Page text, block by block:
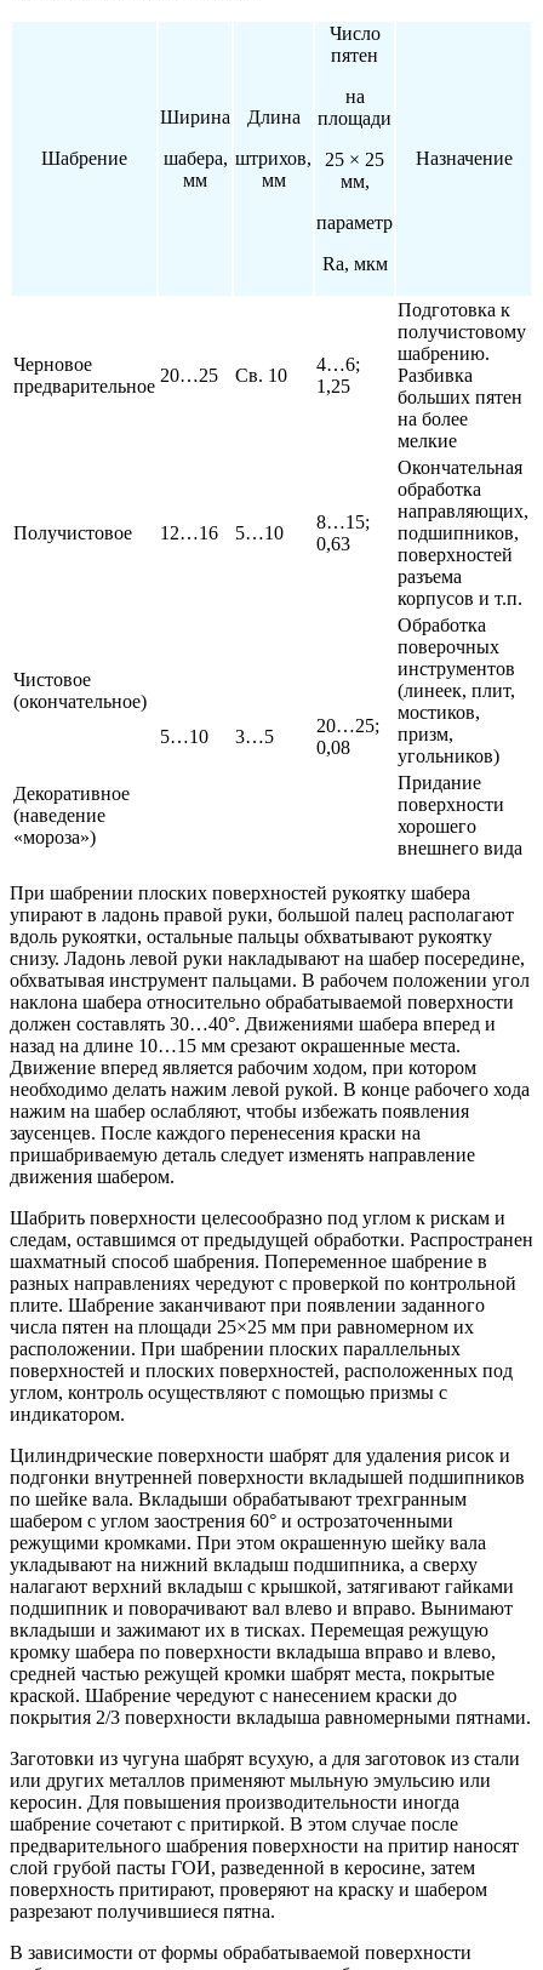
Шабрение
Ширина
шабера,
мм
Длина
штрихов,
мм
Число
пятен
на
площади
25 × 25
мм,
параметр
Ra, мкм
Назначение
Черновое
предварительное
20…25 Св. 10
4…6;
1,25
Подготовка к
получистовому
шабрению.
Разбивка
больших пятен
на более
мелкие
Получистовое 12…16 5…10
8…15;
0,63
Окончательная
обработка
направляющих,
подшипников,
поверхностей
разъема
корпусов и т.п.
Чистовое
(окончательное)
5…10
3…5
20…25;
0,08
Обработка
поверочных
инструментов
(линеек, плит,
мостиков,
призм,
угольников)
Декоративное
(наведение
«мороза»)
Придание
поверхности
хорошего
внешнего вида
При шабрении плоских поверхностей рукоятку шабера
упирают в ладонь правой руки, большой палец располагают
вдоль рукоятки, остальные пальцы обхватывают рукоятку
снизу. Ладонь левой руки накладывают на шабер посередине,
обхватывая инструмент пальцами. В рабочем положении угол
наклона шабера относительно обрабатываемой поверхности
должен составлять 30…40°. Движениями шабера вперед и
назад на длине 10…15 мм срезают окрашенные места.
Движение вперед является рабочим ходом, при котором
необходимо делать нажим левой рукой. В конце рабочего хода
нажим на шабер ослабляют, чтобы избежать появления
заусенцев. После каждого перенесения краски на
пришабриваемую деталь следует изменять направление
движения шабером.
Шабрить поверхности целесообразно под углом к рискам и
следам, оставшимся от предыдущей обработки. Распространен
шахматный способ шабрения. Попеременное шабрение в
разных направлениях чередуют с проверкой по контрольной
плите. Шабрение заканчивают при появлении заданного
числа пятен на площади 25×25 мм при равномерном их
расположении. При шабрении плоских параллельных
поверхностей и плоских поверхностей, расположенных под
углом, контроль осуществляют с помощью призмы с
индикатором.
Цилиндрические поверхности шабрят для удаления рисок и
подгонки внутренней поверхности вкладышей подшипников
по шейке вала. Вкладыши обрабатывают трехгранным
шабером с углом заострения 60° и острозаточенными
режущими кромками. При этом окрашенную шейку вала
укладывают на нижний вкладыш подшипника, а сверху
налагают верхний вкладыш с крышкой, затягивают гайками
подшипник и поворачивают вал влево и вправо. Вынимают
вкладыши и зажимают их в тисках. Перемещая режущую
кромку шабера по поверхности вкладыша вправо и влево,
средней частью режущей кромки шабрят места, покрытые
краской. Шабрение чередуют с нанесением краски до
покрытия 2/3 поверхности вкладыша равномерными пятнами.
Заготовки из чугуна шабрят всухую, а для заготовок из стали
или других металлов применяют мыльную эмульсию или
керосин. Для повышения производительности иногда
шабрение сочетают с притиркой. В этом случае после
предварительного шабрения поверхности на притир наносят
слой грубой пасты ГОИ, разведенной в керосине, затем
поверхность притирают, проверяют на краску и шабером
разрезают получившиеся пятна.
В зависимости от формы обрабатываемой поверхности